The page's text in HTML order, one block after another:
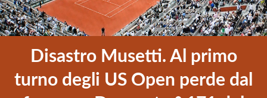
Disastro Musetti. Al primo
turno degli US Open perde dal